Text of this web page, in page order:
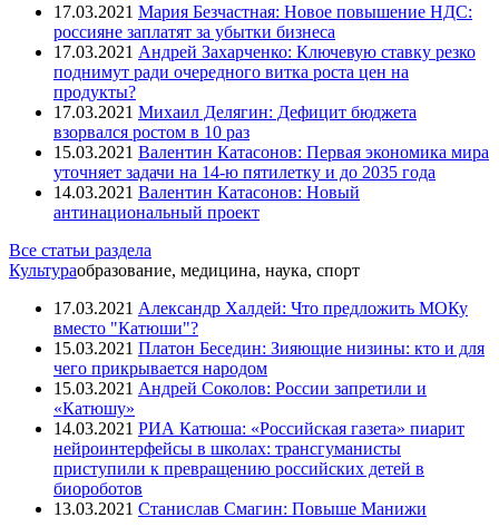
17.03.2021 Мария Безчастная: Новое повышение НДС:
россияне заплатят за убытки бизнеса
17.03.2021 Андрей Захарченко: Ключевую ставку резко
поднимут ради очередного витка роста цен на
продукты?
17.03.2021 Михаил Делягин: Дефицит бюджета
взорвался ростом в 10 раз
15.03.2021 Валентин Катасонов: Первая экономика мира
уточняет задачи на 14-ю пятилетку и до 2035 года
14.03.2021 Валентин Катасонов: Новый
антинациональный проект
Все статьи раздела
Культураобразование, медицина, наука, спорт
17.03.2021 Александр Халдей: Что предложить МОКу
вместо "Катюши"?
15.03.2021 Платон Беседин: Зияющие низины: кто и для
чего прикрывается народом
15.03.2021 Андрей Соколов: России запретили и
«Катюшу»
14.03.2021 РИА Катюша: «Российская газета» пиарит
нейроинтерфейсы в школах: трансгуманисты
приступили к превращению российских детей в
биороботов
13.03.2021 Станислав Смагин: Повыше Манижи